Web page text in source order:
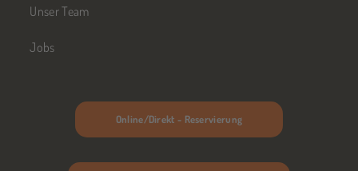
Unser Team
Jobs
Online/Direkt - Reservierung